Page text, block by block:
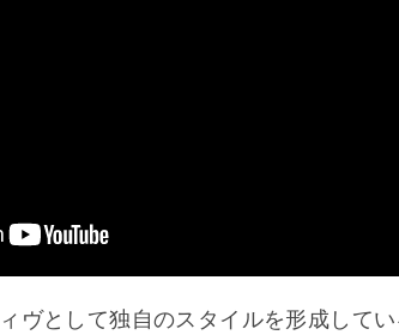
ヴとして独自のスタイルを形成して